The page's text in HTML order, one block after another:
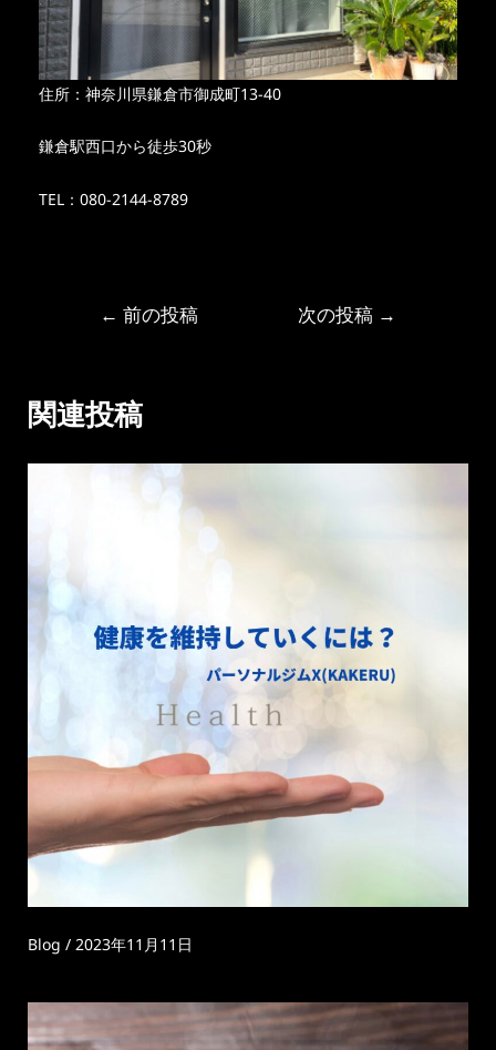
住所：神奈川県鎌倉市御成町13-40
鎌倉駅西口から徒歩30秒
TEL：080-2144-8789
← 前の投稿 次の投稿 →
関連投稿
Blog / 2023年11月11日